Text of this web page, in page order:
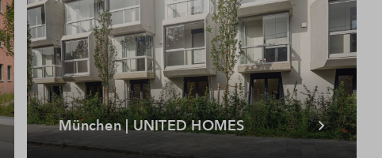
München | UNITED HOMES